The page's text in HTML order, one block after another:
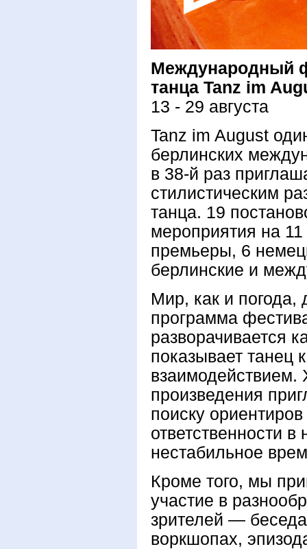
Международный
танца Tanz im
13 - 29 августа
Tanz im August
берлинских
в 38-й раз
стилистическим
танца. 19
мероприятия на
премьеры, 6
берлинские и
Мир, как и погода,
программа
разворачивается
показывает танец
взаимодействием.
произведения
поиску
ответственности
нестабильное
Кроме того, мы
участие в
зрителей —
воркшопах,